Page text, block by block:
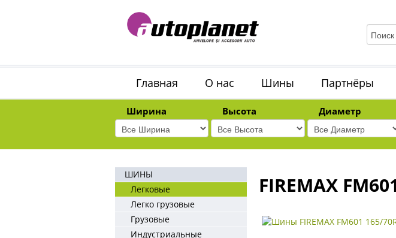
Главная О нас Шины Партнёры
Ширина Высота Диаметр
ШИНЫ
Легковые
Легко грузовые
Грузовые
Индустриальные
FIREMAX